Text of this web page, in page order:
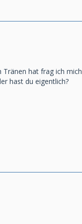
hat frag ich mich
hast du eigentlich?